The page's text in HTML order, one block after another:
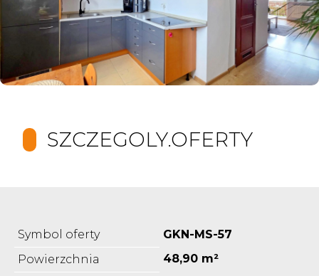
SZCZEGOLY.OFERTY
Symbol oferty
GKN-MS-57
Powierzchnia
48,90 m²